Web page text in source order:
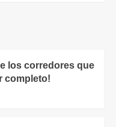
los corredores que
completo!